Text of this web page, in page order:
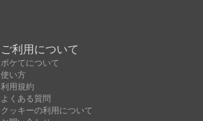
ご利用について
ボケてについて
使い方
利用規約
よくある質問
クッキーの利用について